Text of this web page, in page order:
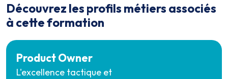
Découvrez les profils métiers associés
à cette formation
Product Owner
L'excellence tactique et